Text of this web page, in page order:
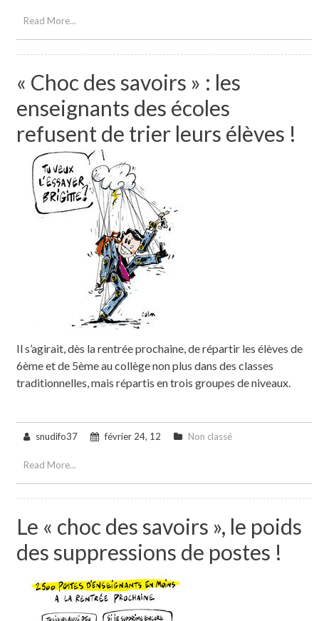
Read More...
« Choc des savoirs » : les
enseignants des écoles
refusent de trier leurs élèves !
Il s’agirait, dès la rentrée prochaine, de répartir les élèves de
6ème et de 5ème au collège non plus dans des classes
traditionnelles, mais répartis en trois groupes de niveaux.
snudifo37 février 24, 12 Non classé
Read More...
Le « choc des savoirs », le poids
des suppressions de postes !